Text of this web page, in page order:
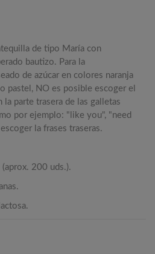
de tipo María con
bautizo. Para la
de azúcar en colores naranja
pastel, NO es posible escoger el
parte trasera de las galletas
por ejemplo: "like you", "need
la frases traseras.
200 uds.).